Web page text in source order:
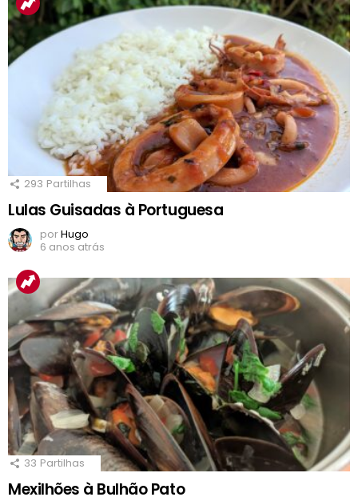
293 Partilhas
Lulas Guisadas à Portuguesa
porHugo
6 anos atrás
33 Partilhas
Mexilhões à Bulhão Pato